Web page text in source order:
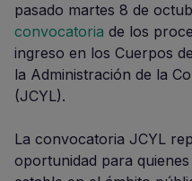
pasado martes 8 de
convocatoria de los
ingreso en los Cuerpos
la Administración de la
(JCYL).
La convocatoria JCYL
oportunidad para